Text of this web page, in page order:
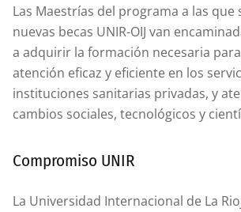
Las Maestrías del programa a las que
nuevas becas UNIR-OIJ van
a adquirir la formación necesaria
atención eficaz y eficiente en los
instituciones sanitarias privadas, y
cambios sociales, tecnológicos y
Compromiso UNIR
La Universidad Internacional de La